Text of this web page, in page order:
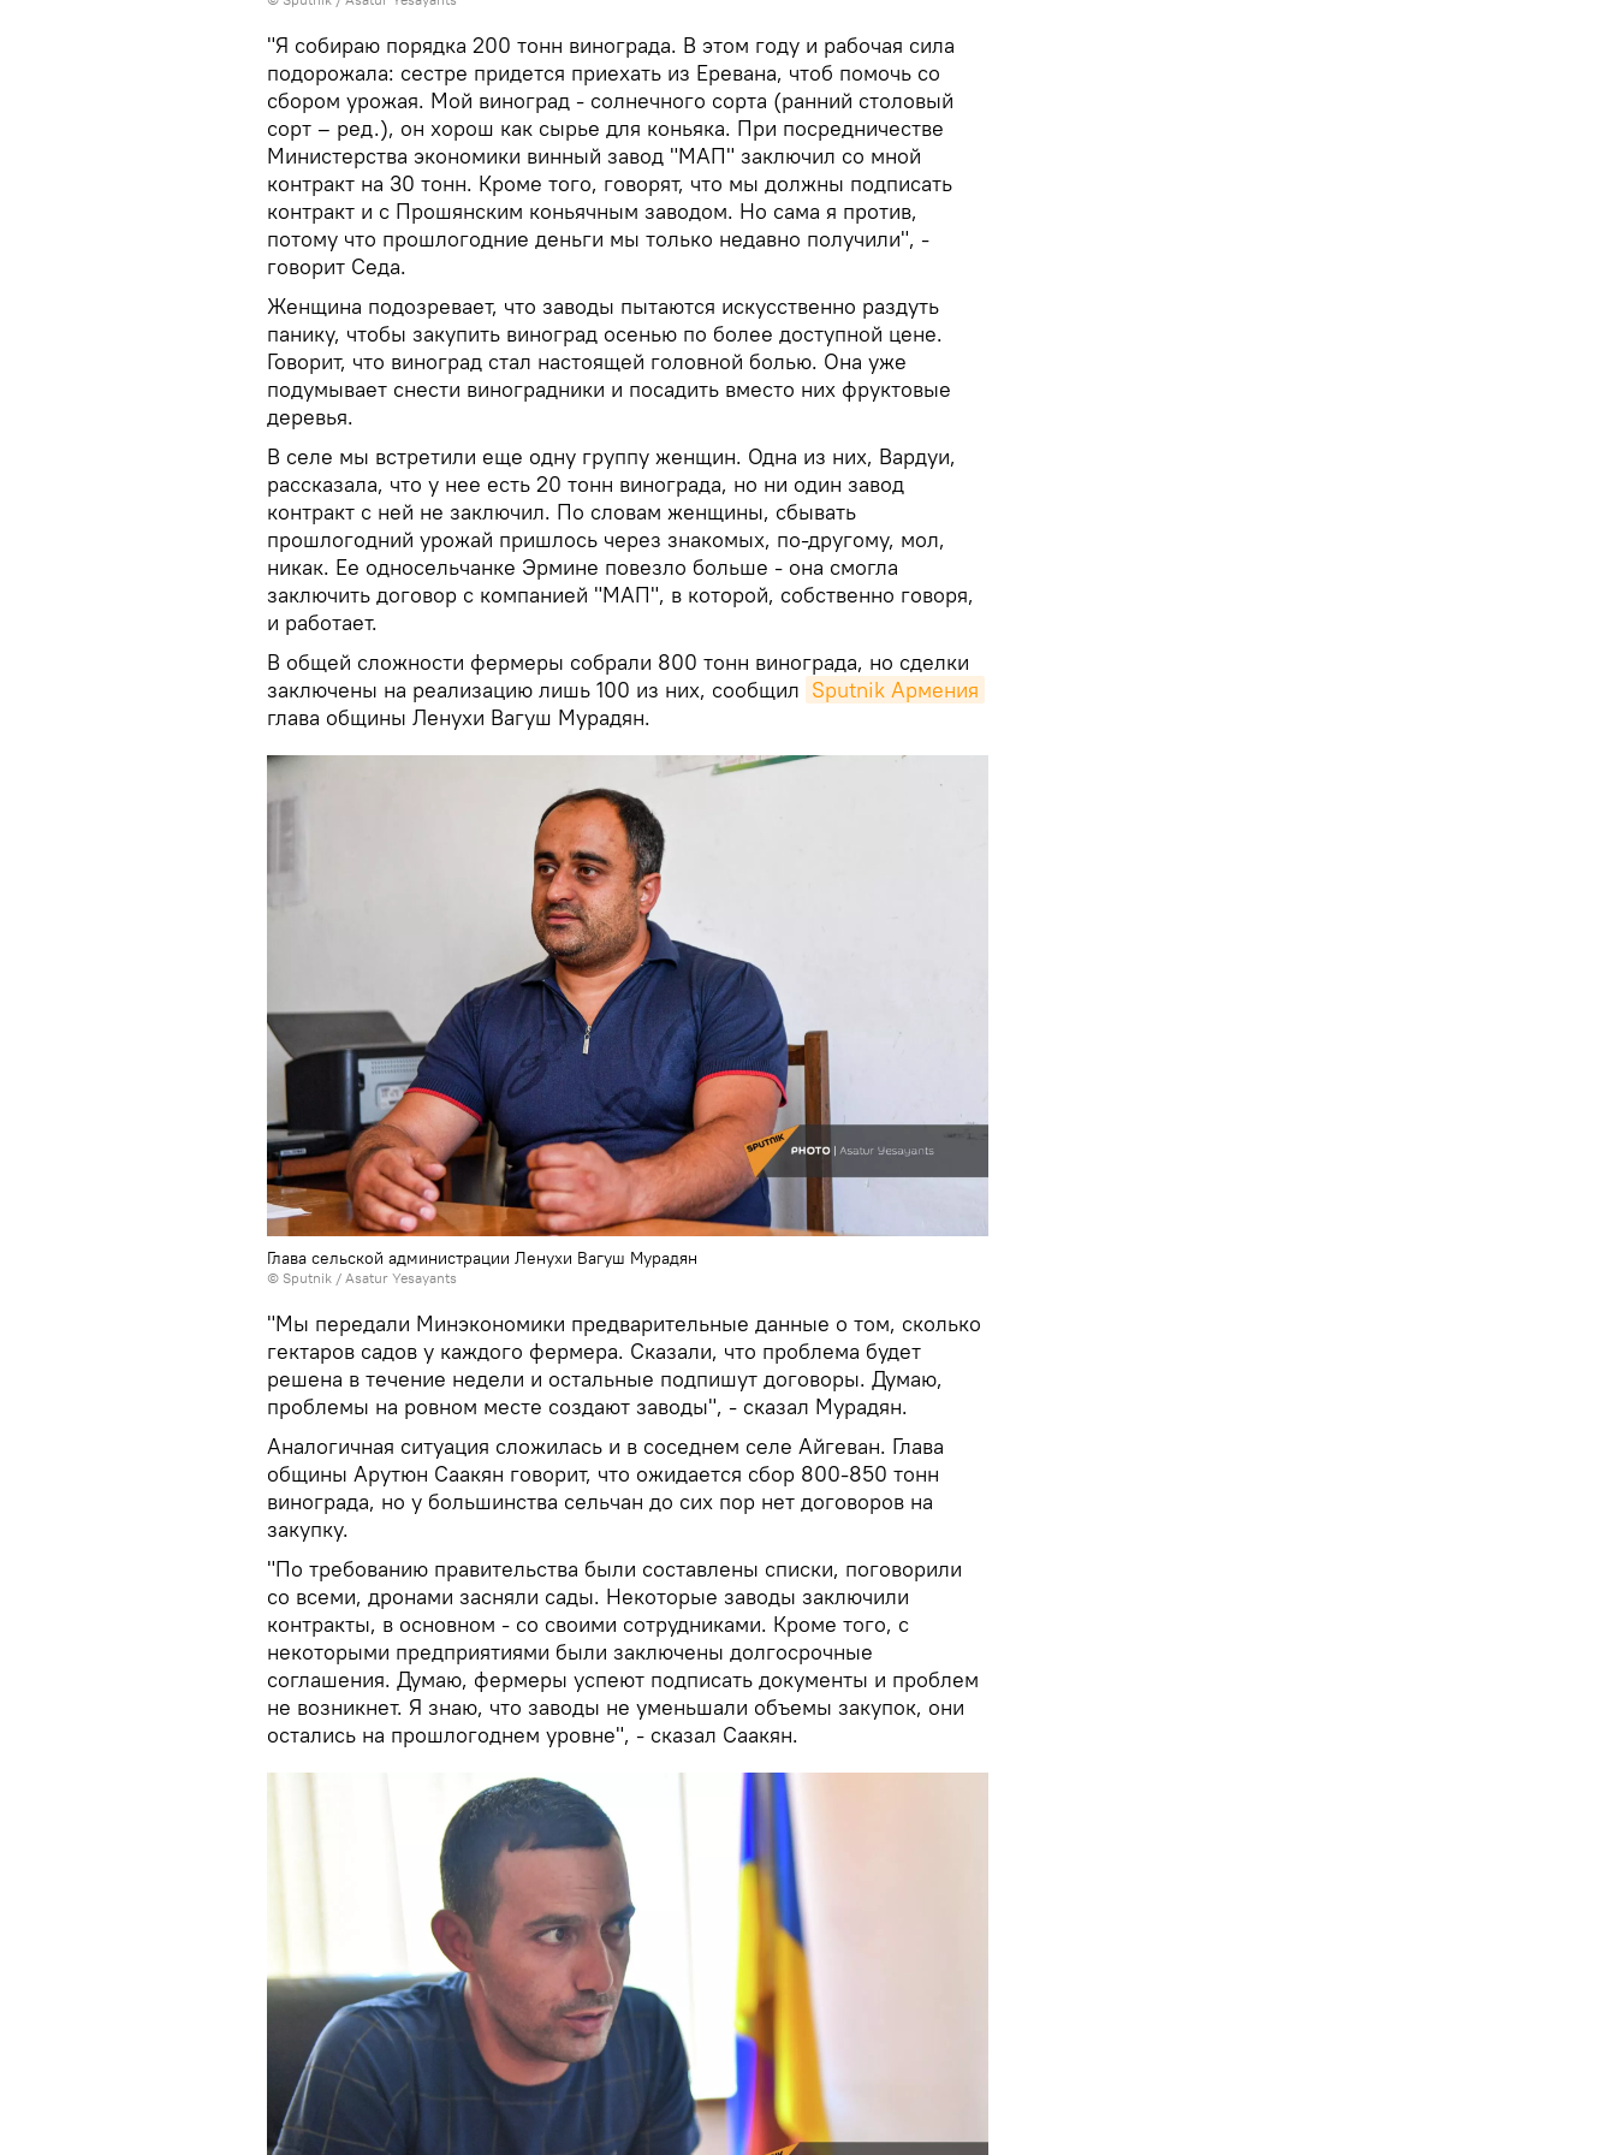
"Я собираю порядка 200 тонн винограда. В этом году и рабочая сила
подорожала: сестре придется приехать из Еревана, чтоб помочь со
сбором урожая. Мой виноград - солнечного сорта (ранний столовый
сорт – ред.), он хорош как сырье для коньяка. При посредничестве
Министерства экономики винный завод "МАП" заключил со мной
контракт на 30 тонн. Кроме того, говорят, что мы должны подписать
контракт и с Прошянским коньячным заводом. Но сама я против,
потому что прошлогодние деньги мы только недавно получили", -
говорит Седа.
Женщина подозревает, что заводы пытаются искусственно раздуть
панику, чтобы закупить виноград осенью по более доступной цене.
Говорит, что виноград стал настоящей головной болью. Она уже
подумывает снести виноградники и посадить вместо них фруктовые
деревья.
В селе мы встретили еще одну группу женщин. Одна из них, Вардуи,
рассказала, что у нее есть 20 тонн винограда, но ни один завод
контракт с ней не заключил. По словам женщины, сбывать
прошлогодний урожай пришлось через знакомых, по-другому, мол,
никак. Ее односельчанке Эрмине повезло больше - она смогла
заключить договор с компанией "МАП", в которой, собственно говоря,
и работает.
В общей сложности фермеры собрали 800 тонн винограда, но сделки
заключены на реализацию лишь 100 из них, сообщил Sputnik Армения
глава общины Ленухи Вагуш Мурадян.
Глава сельской администрации Ленухи Вагуш Мурадян
© Sputnik / Asatur Yesayants
"Мы передали Минэкономики предварительные данные о том, сколько
гектаров садов у каждого фермера. Сказали, что проблема будет
решена в течение недели и остальные подпишут договоры. Думаю,
проблемы на ровном месте создают заводы", - сказал Мурадян.
Аналогичная ситуация сложилась и в соседнем селе Айгеван. Глава
общины Арутюн Саакян говорит, что ожидается сбор 800-850 тонн
винограда, но у большинства сельчан до сих пор нет договоров на
закупку.
"По требованию правительства были составлены списки, поговорили
со всеми, дронами засняли сады. Некоторые заводы заключили
контракты, в основном - со своими сотрудниками. Кроме того, с
некоторыми предприятиями были заключены долгосрочные
соглашения. Думаю, фермеры успеют подписать документы и проблем
не возникнет. Я знаю, что заводы не уменьшали объемы закупок, они
остались на прошлогоднем уровне", - сказал Саакян.